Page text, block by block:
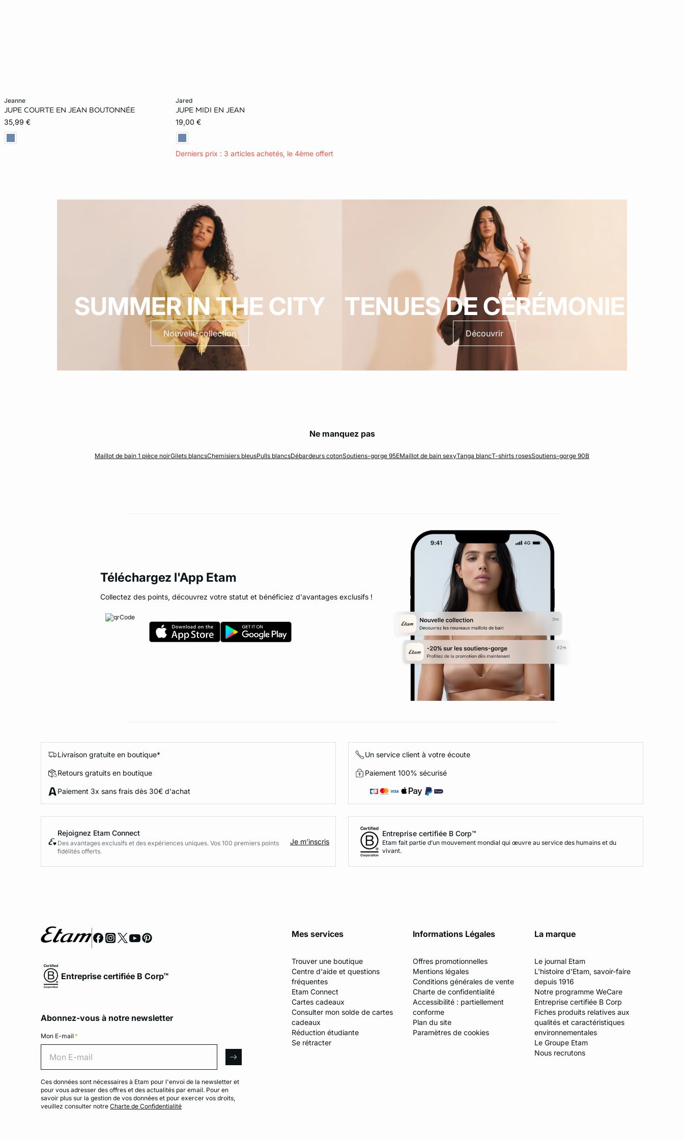
jeanne
JUPE COURTE EN JEAN BOUTONNÉE
35,99 €
jared
JUPE MIDI EN JEAN
19,00 €
Derniers prix : 3 articles achetés, le 4ème offert
SUMMER IN THE CITY
Nouvelle collection
TENUES DE CÉRÉMONIE
Découvrir
Ne manquez pas
Maillot de bain 1 pièce noirGilets blancsChemisiers bleusPulls blancsDébardeurs cotonSoutiens-gorge 95EMaillot de bain sexyTanga blancT-shirts rosesSoutiens-gorge 90B
Téléchargez l'App Etam
Collectez des points, découvrez votre statut et bénéficiez d'avantages exclusifs !
Livraison gratuite en boutique*
Retours gratuits en boutique
Paiement 3x sans frais dès 30€ d'achat
Un service client à votre écoute
Paiement 100% sécurisé
Rejoignez Etam Connect
Des avantages exclusifs et des expériences uniques. Vos 100 premiers points
fidélités offerts.
Je m’inscris
Entreprise certifiée B Corp™
Etam fait partie d’un mouvement mondial qui œuvre au service des humains et du
vivant.
Entreprise certifiée B Corp™
Abonnez-vous à notre newsletter
Mon E-mail *
Mon E-mail
arrow
Ces données sont nécessaires à Etam pour l'envoi de la newsletter et
pour vous adresser des offres et des actualités par email. Pour en
savoir plus sur la gestion de vos données et pour exercer vos droits,
veuillez consulter notre Charte de Confidentialité
Mes services
Trouver une boutique
Centre d'aide et questions
fréquentes
Etam Connect
Cartes cadeaux
Consulter mon solde de cartes
cadeaux
Réduction étudiante
Se rétracter
Informations Légales
Offres promotionnelles
Mentions légales
Conditions générales de vente
Charte de confidentialité
Accessibilité : partiellement
conforme
Plan du site
Paramètres de cookies
La marque
Le journal Etam
L'histoire d'Etam, savoir-faire
depuis 1916
Notre programme WeCare
Entreprise certifiée B Corp
Fiches produits relatives aux
qualités et caractéristiques
environnementales
Le Groupe Etam
Nous recrutons